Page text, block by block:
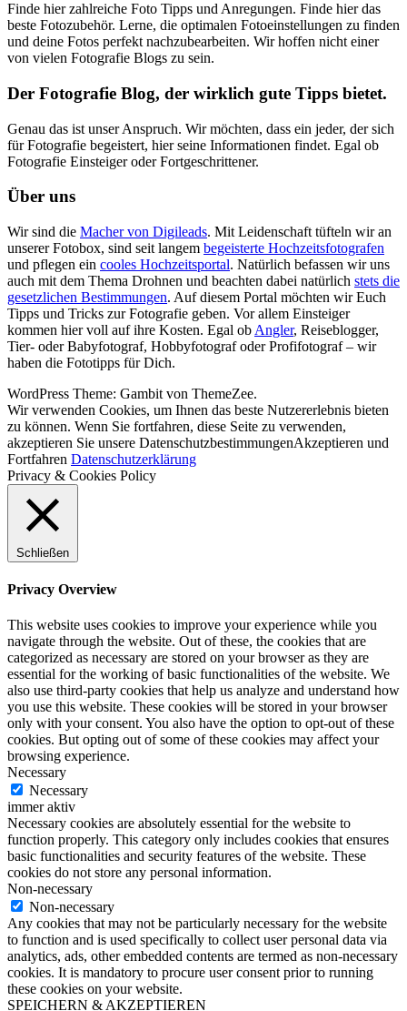
Finde hier zahlreiche Foto Tipps und Anregungen. Finde hier das
beste Fotozubehör. Lerne, die optimalen Fotoeinstellungen zu finden
und deine Fotos perfekt nachzubearbeiten. Wir hoffen nicht einer
von vielen Fotografie Blogs zu sein.
Der Fotografie Blog, der wirklich gute Tipps bietet.
Genau das ist unser Anspruch. Wir möchten, dass ein jeder, der sich
für Fotografie begeistert, hier seine Informationen findet. Egal ob
Fotografie Einsteiger oder Fortgeschrittener.
Über uns
Wir sind die Macher von Digileads. Mit Leidenschaft tüfteln wir an
unserer Fotobox, sind seit langem begeisterte Hochzeitsfotografen
und pflegen ein cooles Hochzeitsportal. Natürlich befassen wir uns
auch mit dem Thema Drohnen und beachten dabei natürlich stets die
gesetzlichen Bestimmungen. Auf diesem Portal möchten wir Euch
Tipps und Tricks zur Fotografie geben. Vor allem Einsteiger
kommen hier voll auf ihre Kosten. Egal ob Angler, Reiseblogger,
Tier- oder Babyfotograf, Hobbyfotograf oder Profifotograf – wir
haben die Fototipps für Dich.
WordPress Theme: Gambit von ThemeZee.
Wir verwenden Cookies, um Ihnen das beste Nutzererlebnis bieten
zu können. Wenn Sie fortfahren, diese Seite zu verwenden,
akzeptieren Sie unsere DatenschutzbestimmungenAkzeptieren und
Fortfahren Datenschutzerklärung
Privacy & Cookies Policy
Schließen
Privacy Overview
This website uses cookies to improve your experience while you
navigate through the website. Out of these, the cookies that are
categorized as necessary are stored on your browser as they are
essential for the working of basic functionalities of the website. We
also use third-party cookies that help us analyze and understand how
you use this website. These cookies will be stored in your browser
only with your consent. You also have the option to opt-out of these
cookies. But opting out of some of these cookies may affect your
browsing experience.
Necessary
Necessary
immer aktiv
Necessary cookies are absolutely essential for the website to
function properly. This category only includes cookies that ensures
basic functionalities and security features of the website. These
cookies do not store any personal information.
Non-necessary
Non-necessary
Any cookies that may not be particularly necessary for the website
to function and is used specifically to collect user personal data via
analytics, ads, other embedded contents are termed as non-necessary
cookies. It is mandatory to procure user consent prior to running
these cookies on your website.
SPEICHERN & AKZEPTIEREN